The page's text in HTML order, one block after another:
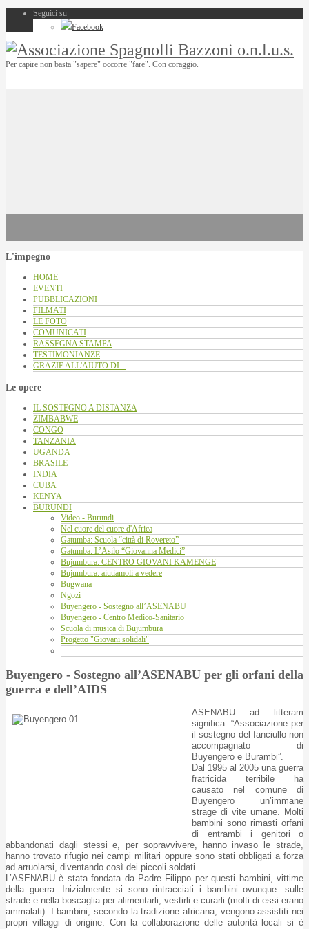
Seguici su
Facebook
Per capire non basta "sapere" occorre "fare". Con coraggio.
L'impegno
HOME
EVENTI
PUBBLICAZIONI
FILMATI
LE FOTO
COMUNICATI
RASSEGNA STAMPA
TESTIMONIANZE
GRAZIE ALL'AIUTO DI...
Le opere
IL SOSTEGNO A DISTANZA
ZIMBABWE
CONGO
TANZANIA
UGANDA
BRASILE
INDIA
CUBA
KENYA
BURUNDI
Video - Burundi
Nel cuore del cuore d'Africa
Gatumba: Scuola “città di Rovereto”
Gatumba: L’Asilo “Giovanna Medici”
Bujumbura: CENTRO GIOVANI KAMENGE
Bujumbura: aiutiamoli a vedere
Bugwana
Ngozi
Buyengero - Sostegno all’ASENABU
Buyengero - Centro Medico-Sanitario
Scuola di musica di Bujumbura
Progetto "Giovani solidali"
Buyengero - Sostegno all’ASENABU per gli orfani della
guerra e dell’AIDS
ASENABU ad litteram
significa: “Associazione per
il sostegno del fanciullo non
accompagnato di
Buyengero e Burambi”.
Dal 1995 al 2005 una guerra
fratricida terribile ha
causato nel comune di
Buyengero un’immane
strage di vite umane. Molti
bambini sono rimasti orfani
di entrambi i genitori o
abbandonati dagli stessi e, per sopravvivere, hanno invaso le strade,
hanno trovato rifugio nei campi militari oppure sono stati obbligati a forza
ad arruolarsi, diventando così dei piccoli soldati.
L’ASENABU è stata fondata da Padre Filippo per questi bambini, vittime
della guerra. Inizialmente si sono rintracciati i bambini ovunque: sulle
strade e nella boscaglia per alimentarli, vestirli e curarli (molti di essi erano
ammalati). I bambini, secondo la tradizione africana, vengono assistiti nei
propri villaggi di origine. Con la collaborazione delle autorità locali si è